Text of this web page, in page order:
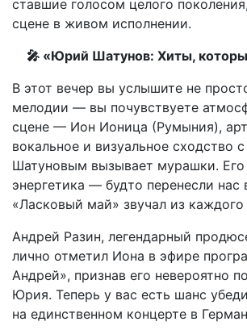
ставшие голосом целого
сцене в живом исполнении.
🎤 «Юрий Шатунов: Хиты,
В этот вечер вы услышите не
мелодии — вы почувствуете
сцене — Ион Ионица (Румыния),
вокальное и визуальное сходство
Шатуновым вызывает мурашки. Его
энергетика — будто перенесли нас
«Ласковый май» звучал из каждого
Андрей Разин, легендарный
лично отметил Иона в эфире
Андрей», признав его невероятно
Юрия. Теперь у вас есть шанс
на единственном концерте в